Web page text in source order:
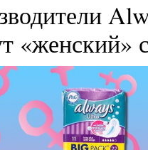
«женский»